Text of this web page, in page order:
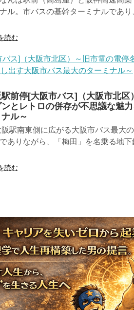
ル。市バスの基幹ターミナルであ
読む
駅前停[大阪市バス]（大阪市北
ンとレトロの併存が不思議な魅
ル～
駅南東側に広がる大阪市バス最大
ありながら、「梅田」を名乗る地
読む